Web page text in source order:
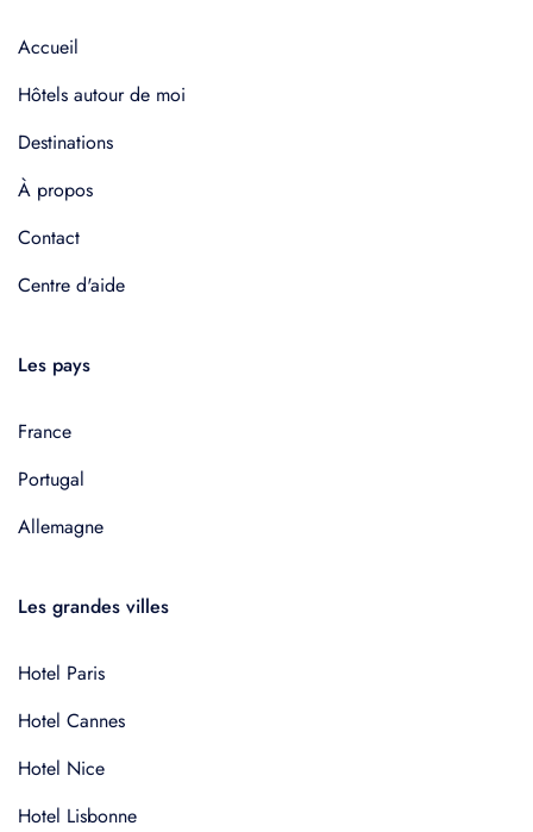
Accueil
Hôtels autour de moi
Destinations
À propos
Contact
Centre d'aide
Les pays
France
Portugal
Allemagne
Les grandes villes
Hotel Paris
Hotel Cannes
Hotel Nice
Hotel Lisbonne